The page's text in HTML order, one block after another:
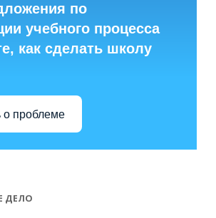
по
учебного процесса
как сделать школу
о проблеме
ДЕЛО